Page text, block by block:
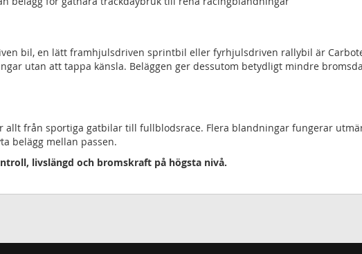
bil, en lätt framhjulsdriven sprintbil eller fyrhjulsdriven rallybil är
utan att tappa känsla. Beläggen ger dessutom betydligt mindre
allt från sportiga gatbilar till fullblodsrace. Flera blandningar fungerar
belägg mellan passen.
livslängd och bromskraft på högsta nivå.